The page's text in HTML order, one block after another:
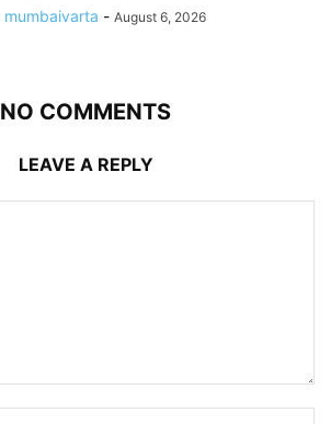
mumbaivarta - August 6, 2026
NO COMMENTS
LEAVE A REPLY